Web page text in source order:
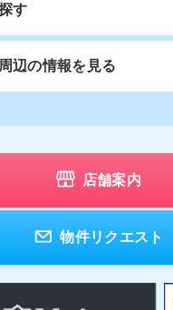
す
辺の情報を見る
店舗案内
物件リクエスト